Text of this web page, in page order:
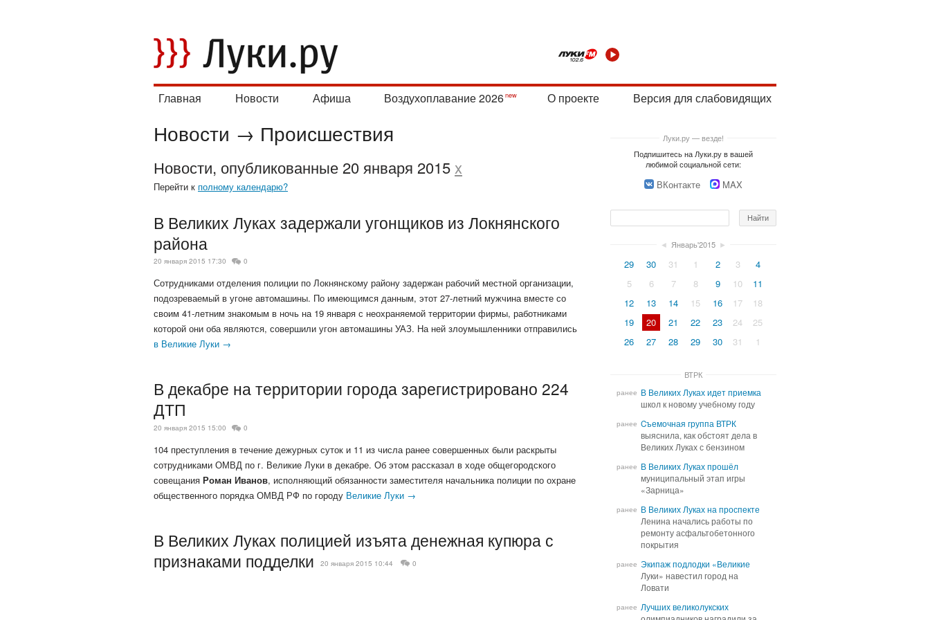
Главная Новости Афиша Воздухоплавание 2026 О проекте Версия для слабовидящих
Новости → Происшествия
Новости, опубликованные 20 января 2015 x
Перейти к полному календарю?
В Великих Луках задержали угонщиков из Локнянского
района
20 января 2015 17:30 0
Сотрудниками отделения полиции по Локнянскому району задержан рабочий местной организации,
подозреваемый в угоне автомашины. По имеющимся данным, этот 27-летний мужчина вместе со
своим 41-летним знакомым в ночь на 19 января с неохраняемой территории фирмы, работниками
которой они оба являются, совершили угон автомашины УАЗ. На ней злоумышленники отправились
в Великие Луки →
В декабре на территории города зарегистрировано 224
ДТП
20 января 2015 15:00 0
104 преступления в течение дежурных суток и 11 из числа ранее совершенных были раскрыты
сотрудниками ОМВД по г. Великие Луки в декабре. Об этом рассказал в ходе общегородского
совещания Роман Иванов, исполняющий обязанности заместителя начальника полиции по охране
общественного порядка ОМВД РФ по городу Великие Луки →
В Великих Луках полицией изъята денежная купюра с
признаками подделки
20 января 2015 10:44 0
Луки.ру — везде!
Подпишитесь на Луки.ру в вашей
любимой социальной сети:
ВКонтакте MAX
◄ Январь'2015 ►
29 30 31 1 2 3
4
5
6 7 8 9 10
11
12
13 14 15 16 17
18
19
20 21 22 23 24
25
26
27 28 29 30 31 1
ВТРК
ранее В Великих Луках идет приемка
школ к новому учебному году
В Великих Луках идет приемка
школ к новому учебному году
ранее Cъемочная группа ВТРК
выяснила, как обстоят дела в
Великих Луках с бензином
Cъемочная группа ВТРК
выяснила, как обстоят дела в
Великих Луках с бензином
ранее В Великих Луках прошёл
муниципальный этап игры
«Зарница»
В Великих Луках прошёл
муниципальный этап игры
«Зарница»
ранее В Великих Луках на проспекте
Ленина начались работы по
ремонту асфальтобетонного
покрытия
В Великих Луках на проспекте
Ленина начались работы по
ремонту асфальтобетонного
покрытия
ранее Экипаж подлодки «Великие
Луки» навестил город на
Ловати
Экипаж подлодки «Великие
Луки» навестил город на
Ловати
ранее Лучших великолукских
Лучших великолукских